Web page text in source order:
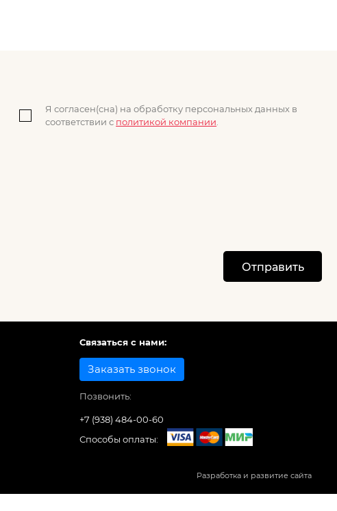
Я согласен(сна) на обработку персональных данных в
соответствии с политикой компании
Отправить
Связаться с нами:
Заказать звонок
Позвонить:
+7 (938) 484-00-60
Способы оплаты:
Разработка и развитие сайта